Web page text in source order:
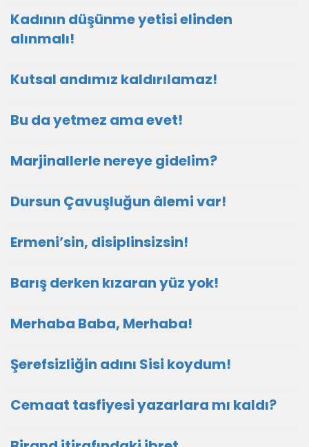
Kadının düşünme yetisi elinden
alınmalı!
Kutsal andımız kaldırılamaz!
Bu da yetmez ama evet!
Marjinallerle nereye gidelim?
Dursun Çavuşluğun âlemi var!
Ermeni’sin, disiplinsizsin!
Barış derken kızaran yüz yok!
Merhaba Baba, Merhaba!
Şerefsizliğin adını Sisi koydum!
Cemaat tasfiyesi yazarlara mı kaldı?